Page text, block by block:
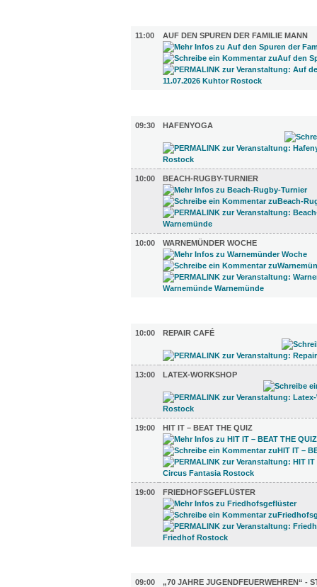
11:00
AUF DEN SPUREN DER FAMILIE MANN
09:30
HAFENYOGA
10:00 BEACH-RUGBY-TURNIER
10:00 WARNEMÜNDER WOCHE
10:00
REPAIR CAFÉ
13:00 LATEX-WORKSHOP
19:00 HIT IT – BEAT THE QUIZ
19:00 FRIEDHOFSGEFLÜSTER
09:00
„70 JAHRE JUGENDFEUERWEHREN“ -